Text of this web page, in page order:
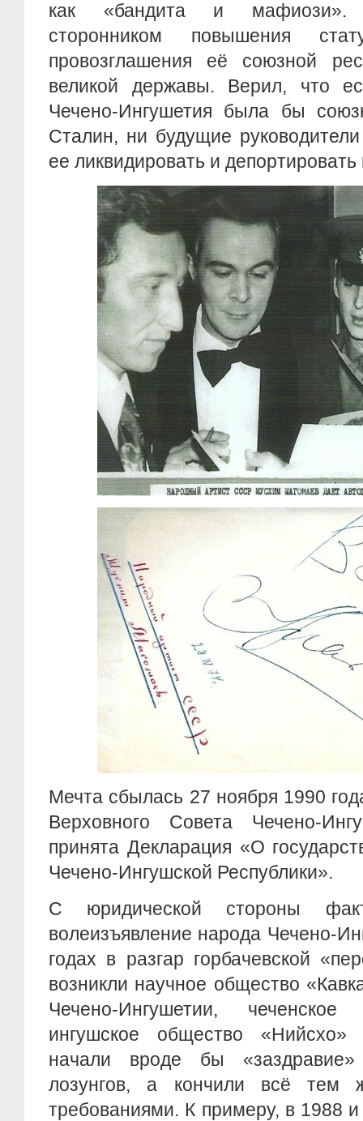
как «бандита и
сторонником повышения
провозглашения её союзной
великой державы. Верил, что
Чечено-Ингушетия была бы
Сталин, ни будущие
ее ликвидировать и
Мечта сбылась 27 ноября 1990
Верховного Совета Чечено-
принята Декларация «О
Чечено-Ингушской Республики».
С юридической стороны
волеизъявление народа Чечено-
годах в разгар горбачевской
возникли научное общество
Чечено-Ингушетии,
ингушское общество
начали вроде бы
лозунгов, а кончили всё тем
требованиями. К примеру, в 1988